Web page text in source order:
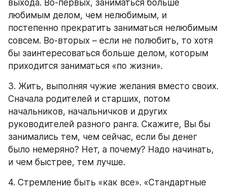
выхода. Во-первых, заниматься больше
любимым делом, чем нелюбимым, и
постепенно прекратить заниматься нелюбимым
совсем. Во-вторых – если не полюбить, то хотя
бы заинтересоваться больше делом, которым
приходится заниматься «по жизни».
3. Жить, выполняя чужие желания вместо своих.
Сначала родителей и старших, потом
начальников, начальничков и других
руководителей разного ранга. Скажите, Вы бы
занимались тем, чем сейчас, если бы денег
было немеряно? Нет, а почему? Надо начинать,
и чем быстрее, тем лучше.
4. Стремление быть «как все». «Стандартные